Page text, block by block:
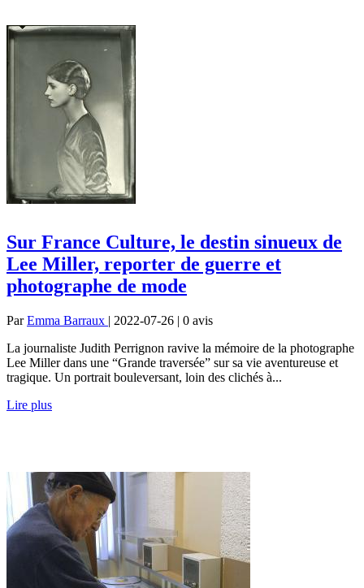
Sur France Culture, le destin sinueux de
Lee Miller, reporter de guerre et
photographe de mode
ParEmma Barraux | 2022-07-26 | 0 avis
La journaliste Judith Perrignon ravive la mémoire de la photographe
Lee Miller dans une “Grande traversée” sur sa vie aventureuse et
tragique. Un portrait bouleversant, loin des clichés à...
Lire plus